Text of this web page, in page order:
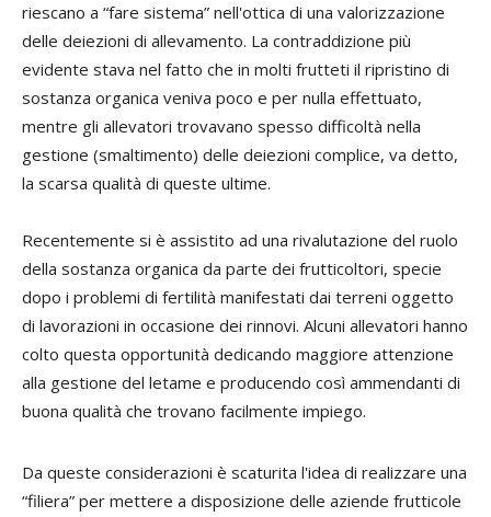
riescano a “fare sistema” nell'ottica di una valorizzazione
delle deiezioni di allevamento. La contraddizione più
evidente stava nel fatto che in molti frutteti il ripristino di
sostanza organica veniva poco e per nulla effettuato,
mentre gli allevatori trovavano spesso difficoltà nella
gestione (smaltimento) delle deiezioni complice, va detto,
la scarsa qualità di queste ultime.
Recentemente si è assistito ad una rivalutazione del ruolo
della sostanza organica da parte dei frutticoltori, specie
dopo i problemi di fertilità manifestati dai terreni oggetto
di lavorazioni in occasione dei rinnovi. Alcuni allevatori hanno
colto questa opportunità dedicando maggiore attenzione
alla gestione del letame e producendo così ammendanti di
buona qualità che trovano facilmente impiego.
Da queste considerazioni è scaturita l'idea di realizzare una
“filiera” per mettere a disposizione delle aziende frutticole